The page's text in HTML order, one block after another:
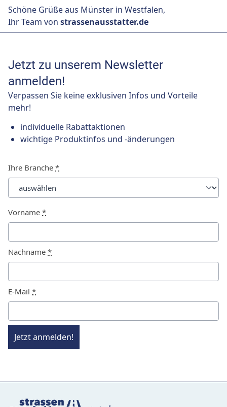
Schöne Grüße aus Münster in Westfalen,
Ihr Team von strassenausstatter.de
Jetzt zu unserem Newsletter
anmelden!
Verpassen Sie keine exklusiven Infos und Vorteile
mehr!
individuelle Rabattaktionen
wichtige Produktinfos und -änderungen
Ihre Branche *
Vorname *
Nachname *
E-Mail *
Jetzt anmelden!